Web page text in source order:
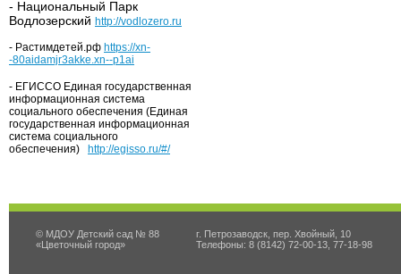
- Национальный Парк
Водлозерский http://vodlozero.ru
- Растимдетей.рф https://xn-
-80aidamjr3akke.xn--p1ai
- ЕГИССО Единая государственная
информационная система
социального обеспечения (Единая
государственная информационная
система социального
обеспечения)
http://egisso.ru/#/
© МДОУ Детский сад № 88
«Цветочный город»
г. Петрозаводск, пер. Хвойный, 10
Телефоны: 8 (8142) 72-00-13, 77-18-98